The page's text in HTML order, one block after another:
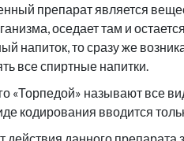
препарат является
оседает там и
напиток, то сразу же
все спиртные напитки.
«Торпедой» называют все
кодирования вводится